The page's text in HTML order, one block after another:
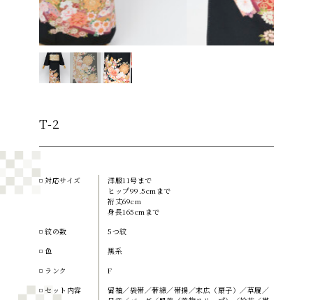
T-2
対応サイズ
洋服11号まで
ヒップ99.5cmまで
裄丈69cm
身長165cmまで
紋の数
5つ紋
色
黒系
ランク
F
セット内容
留袖／袋帯／帯締／帯揚／末広（扇子）／草履／